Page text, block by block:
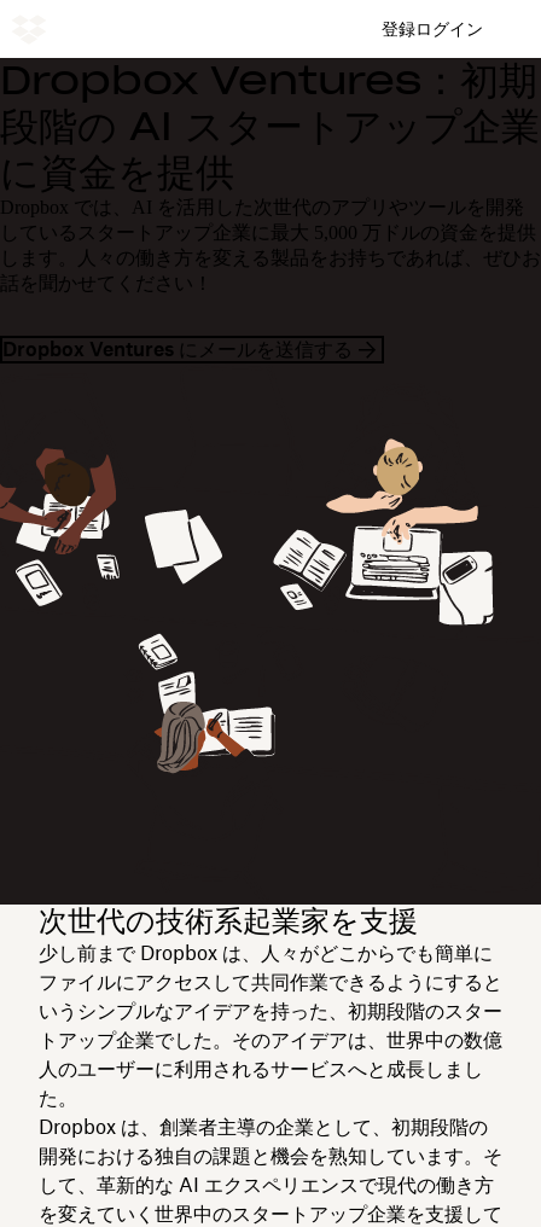
登録ログイン
Dropbox Ventures：初期
段階の AI スタートアップ企業
に資金を提供
Dropbox では、AI を活用した次世代のアプリやツールを開発
しているスタートアップ企業に最大 5,000 万ドルの資金を提供
します。人々の働き方を変える製品をお持ちであれば、ぜひお
話を聞かせてください！
Dropbox Ventures にメールを送信する
次世代の技術系起業家を支援
少し前まで Dropbox は、人々がどこからでも簡単に
ファイルにアクセスして共同作業できるようにすると
いうシンプルなアイデアを持った、初期段階のスター
トアップ企業でした。そのアイデアは、世界中の数億
人のユーザーに利用されるサービスへと成長しまし
た。
Dropbox は、創業者主導の企業として、初期段階の
開発における独自の課題と機会を熟知しています。そ
して、革新的な AI エクスペリエンスで現代の働き方
を変えていく世界中のスタートアップ企業を支援して